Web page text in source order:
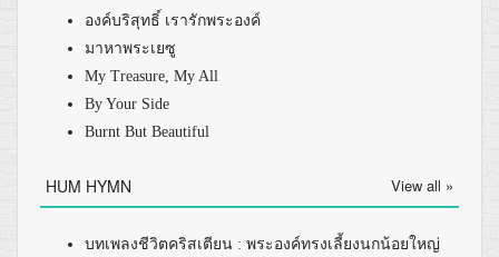
องค์บริสุทธิ์ เรารักพระองค์
มาหาพระเยซู
My Treasure, My All
By Your Side
Burnt But Beautiful
HUM HYMN View all »
บทเพลงชีวิตคริสเตียน : พระองค์ทรงเลี้ยงนกน้อยใหญ่